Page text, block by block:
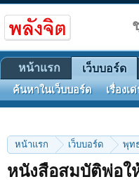
หน้าแรก เว็บบอร์ด พุท
หนังสือสมบัติพ่อใ
หน้าแรก เว็บบอร์ด
ค้นหาในเว็บบอร์ด เรื่องเ